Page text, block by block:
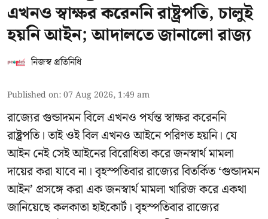
এখনও স্বাক্ষর করেননি রাষ্ট্রপতি, চালুই
হয়নি আইন; আদালতে জানালো রাজ্য
নিজস্ব প্রতিনিধি
Published on:07 Aug 2026, 1:49 am
রাজ্যের গুন্ডাদমন বিলে এখনও পর্যন্ত স্বাক্ষর করেননি
রাষ্ট্রপতি। তাই ওই বিল এখনও আইনে পরিণত হয়নি। যে
আইন নেই সেই আইনের বিরোধিতা করে জনস্বার্থ মামলা
দায়ের করা যাবে না। বৃহস্পতিবার রাজ্যের বিতর্কিত ‘গুন্ডাদমন
আইন’ প্রসঙ্গে করা এক জনস্বার্থ মামলা খারিজ করে একথা
জানিয়েছে কলকাতা হাইকোর্ট। বৃহস্পতিবার রাজ্যের